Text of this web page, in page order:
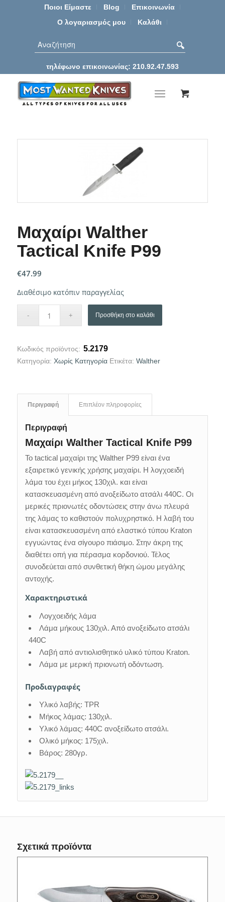
Ποιοι Είμαστε Blog
Επικοινωνία
Ο λογαριασμός μου
Καλάθι
τηλέφωνο επικοινωνίας: 210.92.47.593
Μαχαίρι Walther
Tactical Knife P99
€47.99
Διαθέσιμο κατόπιν παραγγελίας
Προσθήκη στο καλάθι
Κωδικός προϊόντος: 5.2179
Κατηγορία: Χωρίς Κατηγορία Ετικέτα: Walther
Περιγραφή Επιπλέον πληροφορίες
Περιγραφή
Μαχαίρι Walther Tactical Knife P99
Το tactical μαχαίρι της Walther P99 είναι ένα
εξαιρετικό γενικής χρήσης μαχαίρι. Η λογχοειδή
λάμα του έχει μήκος 130χιλ. και είναι
κατασκευασμένη από ανοξείδωτο ατσάλι 440C. Οι
μερικές πριονωτές οδοντώσεις στην άνω πλευρά
της λάμας το καθιστούν πολυχρηστικό. Η λαβή του
είναι κατασκευασμένη από ελαστικό τύπου Kraton
εγγυώντας ένα σίγουρο πιάσιμο. Στην άκρη της
διαθέτει οπή για πέρασμα κορδονιού. Τέλος
συνοδεύεται από συνθετική θήκη ώμου μεγάλης
αντοχής.
Χαρακτηριστικά
Λογχοειδής λάμα
Λάμα μήκους 130χιλ. Από ανοξείδωτο ατσάλι
440C
Λαβή από αντιολισθητικό υλικό τύπου Kraton.
Λάμα με μερική πριονωτή οδόντωση.
Προδιαγραφές
Υλικό λαβής: TPR
Μήκος λάμας: 130χιλ.
Υλικό λάμας: 440C ανοξείδωτο ατσάλι.
Ολικό μήκος: 175χιλ.
Βάρος: 280γρ.
Σχετικά προϊόντα